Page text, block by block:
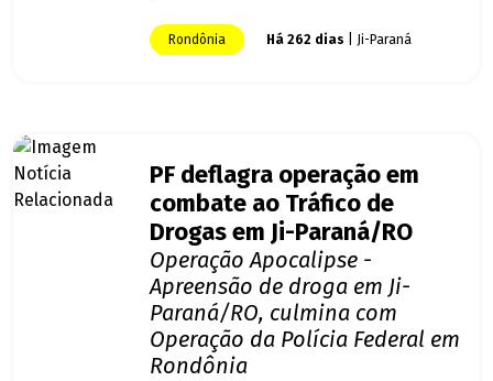
Rondônia Há 262 dias | Ji-Paraná
PF deflagra operação em
combate ao Tráfico de
Drogas em Ji-Paraná/RO
Operação Apocalipse -
Apreensão de droga em Ji-
Paraná/RO, culmina com
Operação da Polícia Federal em
Rondônia